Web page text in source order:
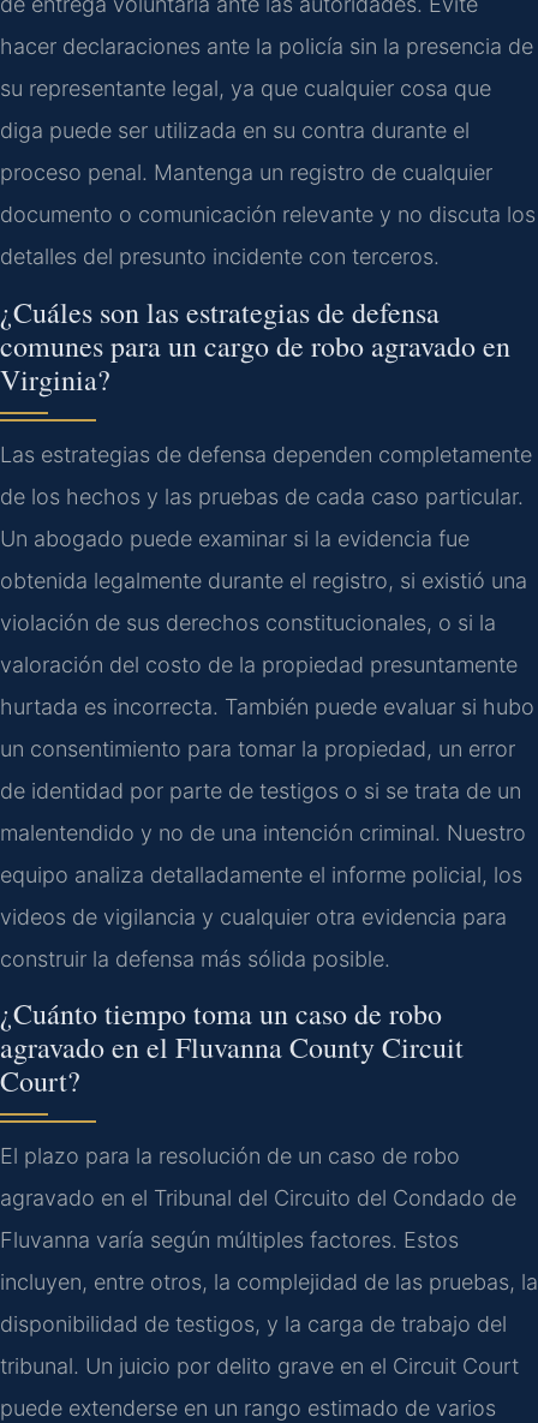
hacer declaraciones ante la policía sin la presencia de
su representante legal, ya que cualquier cosa que
diga puede ser utilizada en su contra durante el
proceso penal. Mantenga un registro de cualquier
documento o comunicación relevante y no discuta los
detalles del presunto incidente con terceros.
¿Cuáles son las estrategias de defensa
comunes para un cargo de robo agravado en
Virginia?
Las estrategias de defensa dependen completamente
de los hechos y las pruebas de cada caso particular.
Un abogado puede examinar si la evidencia fue
obtenida legalmente durante el registro, si existió una
violación de sus derechos constitucionales, o si la
valoración del costo de la propiedad presuntamente
hurtada es incorrecta. También puede evaluar si hubo
un consentimiento para tomar la propiedad, un error
de identidad por parte de testigos o si se trata de un
malentendido y no de una intención criminal. Nuestro
equipo analiza detalladamente el informe policial, los
videos de vigilancia y cualquier otra evidencia para
construir la defensa más sólida posible.
¿Cuánto tiempo toma un caso de robo
agravado en el Fluvanna County Circuit
Court?
El plazo para la resolución de un caso de robo
agravado en el Tribunal del Circuito del Condado de
Fluvanna varía según múltiples factores. Estos
incluyen, entre otros, la complejidad de las pruebas, la
disponibilidad de testigos, y la carga de trabajo del
tribunal. Un juicio por delito grave en el Circuit Court
puede extenderse en un rango estimado de varios